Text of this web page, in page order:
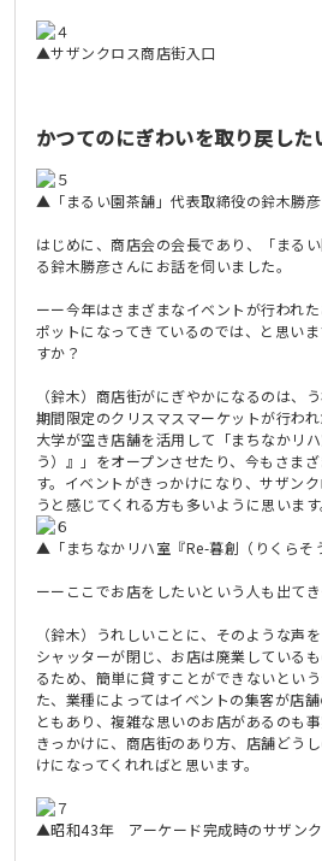
▲サザンクロス商店街入口
かつてのにぎわいを取り戻した
▲「まるい園茶舗」代表取締役の鈴木勝
はじめに、商店会の会長であり、「まる
る鈴木勝彦さんにお話を伺いました。
ーー今年はさまざまなイベントが行われ
ポットになってきているのでは、と思い
すか？
（鈴木）商店街がにぎやかになるのは、
期間限定のクリスマスマーケットが行わ
大学が空き店舗を活用して「まちなかリ
う）』」をオープンさせたり、今もさま
す。イベントがきっかけになり、サザン
うと感じてくれる方も多いように思います
▲「まちなかリハ室『Re-暮創（りくらそ
ーーここでお店をしたいという人も出てき
（鈴木）うれしいことに、そのような声
シャッターが閉じ、お店は廃業している
るため、簡単に貸すことができないとい
た、業種によってはイベントの集客が店
ともあり、複雑な思いのお店があるのも
きっかけに、商店街のあり方、店舗どう
けになってくれればと思います。
▲昭和43年 アーケード完成時のサザン